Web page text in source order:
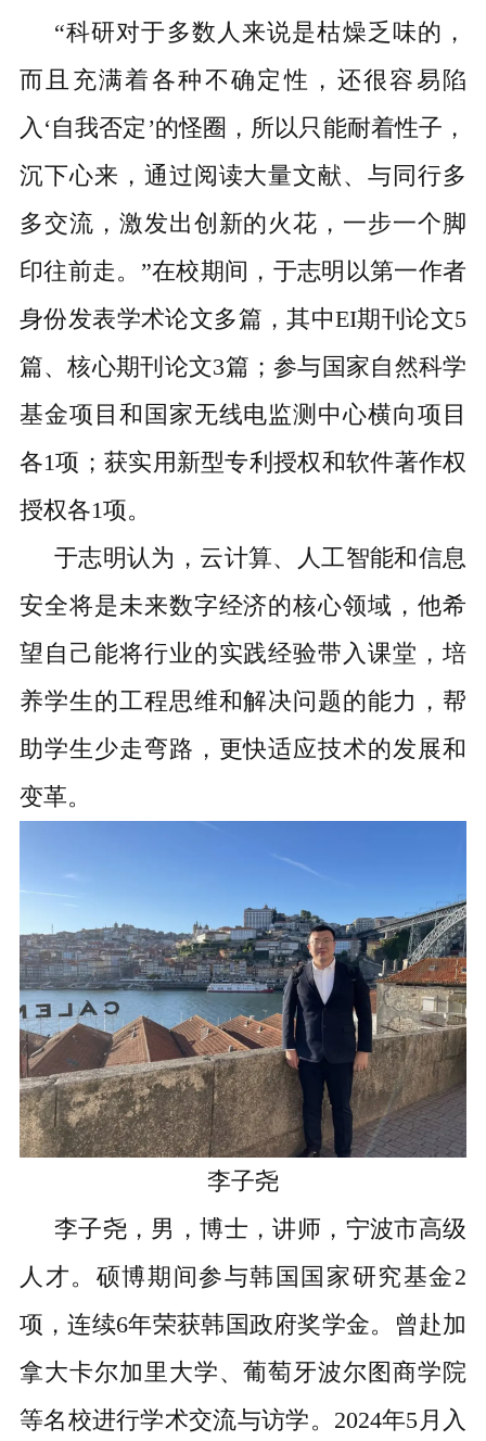
“科研对于多数人来说是枯燥乏味的，
而且充满着各种不确定性，还很容易陷
入‘自我否定’的怪圈，所以只能耐着性子，
沉下心来，通过阅读大量文献、与同行多
多交流，激发出创新的火花，一步一个脚
印往前走。”在校期间，于志明以第一作者
身份发表学术论文多篇，其中EI期刊论文5
篇、核心期刊论文3篇；参与国家自然科学
基金项目和国家无线电监测中心横向项目
各1项；获实用新型专利授权和软件著作权
授权各1项。
于志明认为，云计算、人工智能和信息
安全将是未来数字经济的核心领域，他希
望自己能将行业的实践经验带入课堂，培
养学生的工程思维和解决问题的能力，帮
助学生少走弯路，更快适应技术的发展和
变革。
李子尧
李子尧，男，博士，讲师，宁波市高级
人才。硕博期间参与韩国国家研究基金2
项，连续6年荣获韩国政府奖学金。曾赴加
拿大卡尔加里大学、葡萄牙波尔图商学院
等名校进行学术交流与访学。2024年5月入